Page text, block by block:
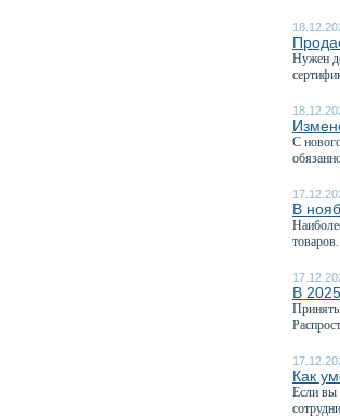
Нужен
С
В
В
Приняты
Как
Если вы